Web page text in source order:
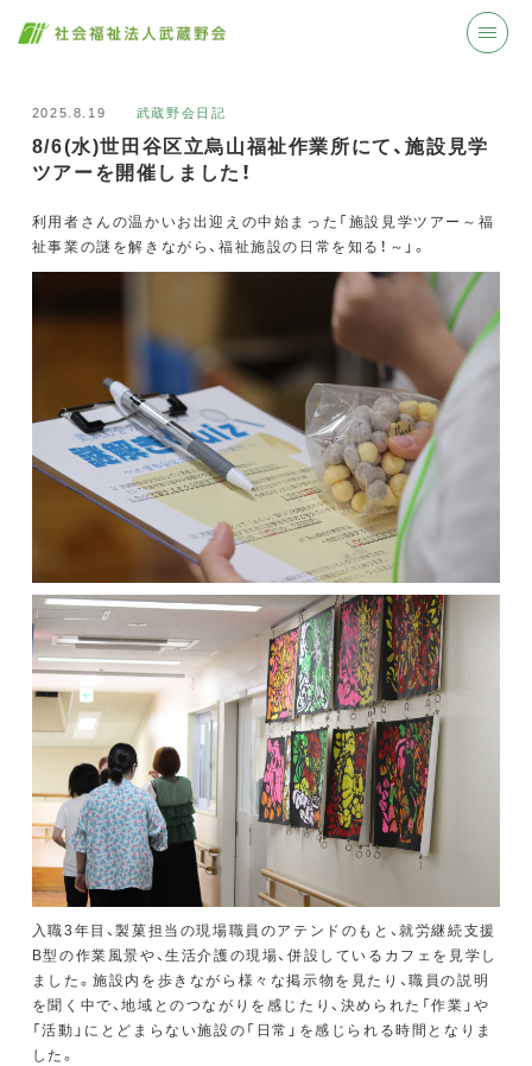
2025.8.19 武蔵野会日記
8/6(水)世田谷区立烏山福祉作業所にて、施設見学
ツアーを開催しました！
利用者さんの温かいお出迎えの中始まった「施設見学ツアー～福
祉事業の謎を解きながら、福祉施設の日常を知る！～」。
入職3年目、製菓担当の現場職員のアテンドのもと、就労継続支援
B型の作業風景や、生活介護の現場、併設しているカフェを見学し
ました。施設内を歩きながら様々な掲示物を見たり、職員の説明
を聞く中で、地域とのつながりを感じたり、決められた「作業」や
「活動」にとどまらない施設の「日常」を感じられる時間となりま
した。